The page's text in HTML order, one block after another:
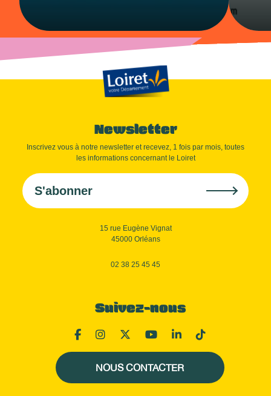
Newsletter
Inscrivez vous à notre newsletter et recevez, 1 fois par mois, toutes
les informations concernant le Loiret
S'abonner
15 rue Eugène Vignat
45000 Orléans
02 38 25 45 45
Suivez-nous
NOUS CONTACTER